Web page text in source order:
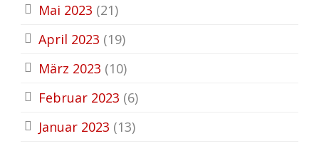
Mai 2023 (21)
April 2023 (19)
März 2023 (10)
Februar 2023 (6)
Januar 2023 (13)